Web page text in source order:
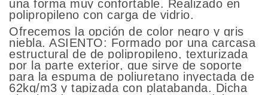
una forma muy confortable. Realizado en
polipropileno con carga de vidrio.
Ofrecemos la opción de color negro y gris
niebla. ASIENTO: Formado por una carcasa
estructural de de polipropileno, texturizada
por la parte exterior, que sirve de soporte
para la espuma de poliuretano inyectada de
62kg/m3 y tapizada con platabanda. Dicha